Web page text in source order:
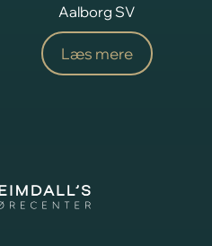
Aalborg SV
Læs mere